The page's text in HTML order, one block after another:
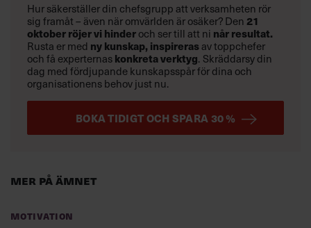
Mer på ämnet
Motivation
Hur säkerställer din chefsgrupp att verksamheten rör
sig framåt – även när omvärlden är osäker? Den 21
oktoberröjer vi hinder och ser till att ni når resultat.
Rusta er med ny kunskap, inspirerasav toppchefer
och få experternas konkreta verktyg. Skräddarsy din
dag med fördjupande kunskapsspår för dina och
organisationens behov just nu.
BOKA TIDIGT OCH SPARA 30 %